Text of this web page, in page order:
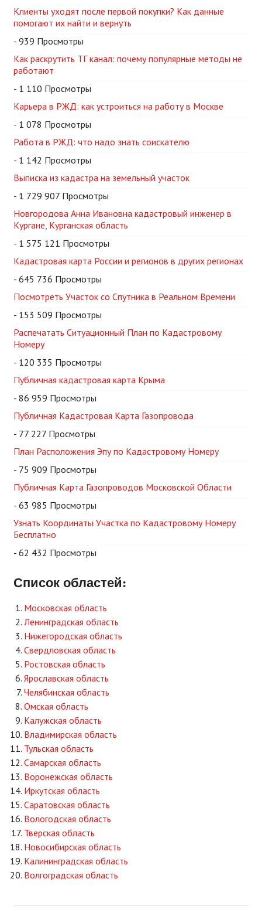
Клиенты уходят после первой покупки? Как данные
помогают их найти и вернуть
- 939 Просмотры
Как раскрутить ТГ канал: почему популярные методы не
работают
- 1 110 Просмотры
Карьера в РЖД: как устроиться на работу в Москве
- 1 078 Просмотры
Работа в РЖД: что надо знать соискателю
- 1 142 Просмотры
Выписка из кадастра на земельный участок
- 1 729 907 Просмотры
Новгородова Анна Ивановна кадастровый инженер в
Кургане, Курганская область
- 1 575 121 Просмотры
Кадастровая карта России и регионов в других регионах
- 645 736 Просмотры
Посмотреть Участок со Спутника в Реальном Времени
- 153 509 Просмотры
Распечатать Ситуационный План по Кадастровому
Номеру
- 120 335 Просмотры
Публичная кадастровая карта Крыма
- 86 959 Просмотры
Публичная Кадастровая Карта Газопровода
- 77 227 Просмотры
План Расположения Эпу по Кадастровому Номеру
- 75 909 Просмотры
Публичная Карта Газопроводов Московской Области
- 63 985 Просмотры
Узнать Координаты Участка по Кадастровому Номеру
Бесплатно
- 62 432 Просмотры
Список областей:
Московская область
Ленинградская область
Нижегородская область
Свердловская область
Ростовская область
Ярославская область
Челябинская область
Омская область
Калужская область
Владимирская область
Тульская область
Самарская область
Воронежская область
Иркутская область
Саратовская область
Вологодская область
Тверская область
Новосибирская область
Калининградская область
Волгоградская область